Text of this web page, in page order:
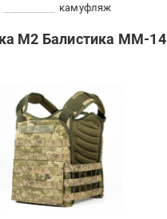
камуфляж
М2 Балистика ММ-14